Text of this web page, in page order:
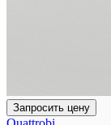
Запросить цену